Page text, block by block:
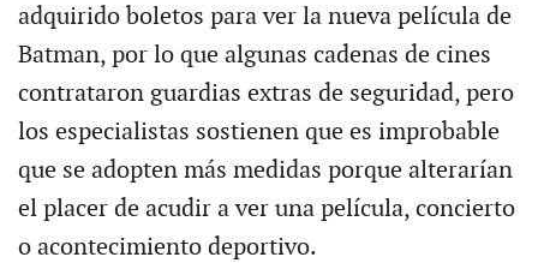
adquirido boletos para ver la nueva película de
Batman, por lo que algunas cadenas de cines
contrataron guardias extras de seguridad, pero
los especialistas sostienen que es improbable
que se adopten más medidas porque alterarían
el placer de acudir a ver una película, concierto
o acontecimiento deportivo.